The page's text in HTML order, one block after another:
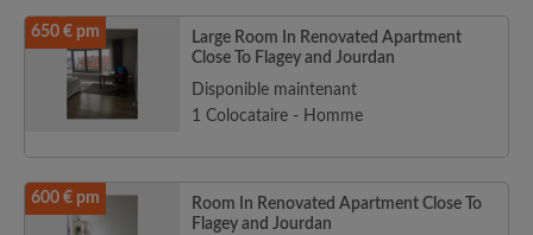
650 € pm
Large Room In Renovated Apartment
Close To Flagey and Jourdan
Disponible maintenant
1 Colocataire - Homme
600 € pm
Room In Renovated Apartment Close To
Flagey and Jourdan